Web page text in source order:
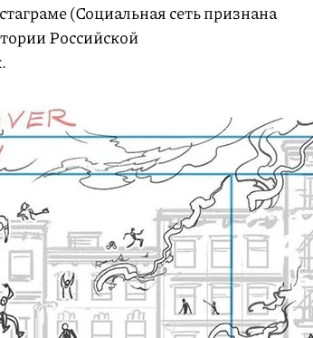
(Социальная сеть признана
Российской